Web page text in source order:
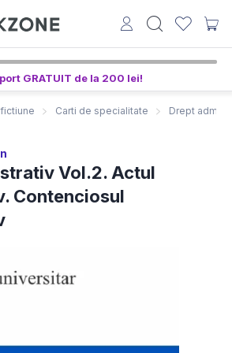
GRATUIT de la 200 lei!
Carti de specialitate Drept
Vol.2. Actul
Contenciosul